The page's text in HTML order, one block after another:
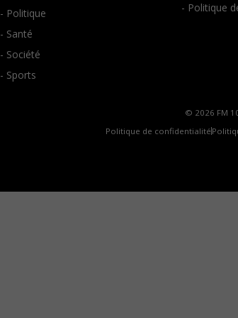
- Politique
- Santé
- Société
- Sports
- Politique
© 2026 FM
Politique de confidentialité